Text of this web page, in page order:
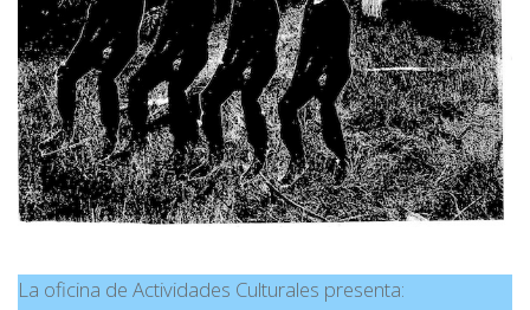
La oficina de Actividades Culturales presenta: